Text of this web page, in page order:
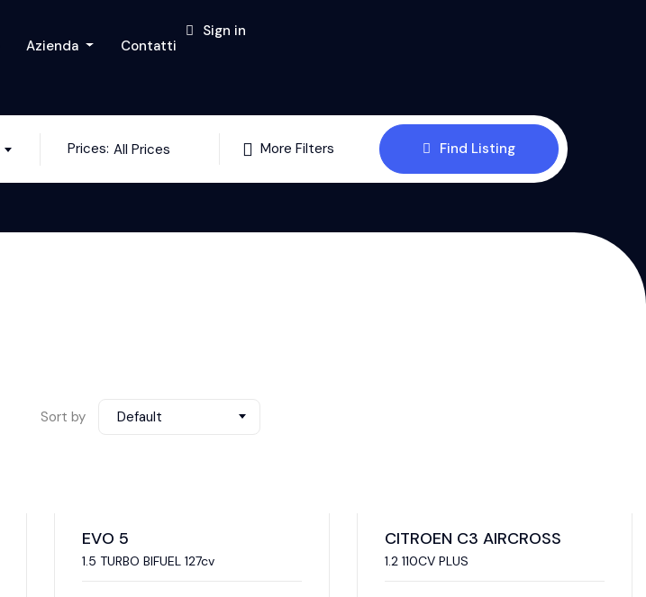
Azienda Contatti
Sign in
Prices: All Prices More Filters Find Listing
Sort by Default
EVO 5
1.5 TURBO BIFUEL 127cv
CITROEN C3 AIRCROSS
1.2 110CV PLUS